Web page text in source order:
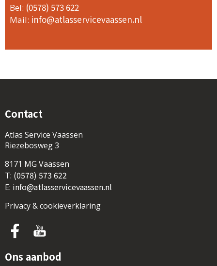
Bel: (0578) 573 622
Mail: info@atlasservicevaassen.nl
Contact
Atlas Service Vaassen
Riezebosweg 3
8171 MG Vaassen
T: (0578) 573 622
E: info@atlasservicevaassen.nl
Privacy & cookieverklaring
Ons aanbod